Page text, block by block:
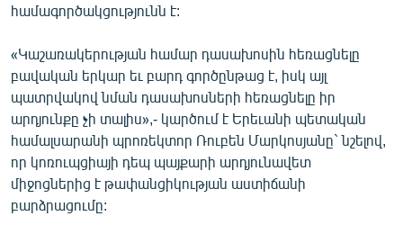
Русский
ՀԵՏԵՎԵՔ ՄԵԶ
«Ազատության» բոլոր կայքերը
համագործակցությունն է:
«Կաշառակերության համար դասախոսին հեռացնելը
բավական երկար եւ բարդ գործընթաց է, իսկ այլ
պատրվակով նման դասախոսների հեռացնելը իր
արդյունքը չի տալիս»,- կարծում է Երեւանի պետական
համալսարանի պրոռեկտոր Ռուբեն Մարկոսյանը` նշելով,
որ կոռուպցիայի դեպ պայքարի արդյունավետ
միջոցներից է թափանցիկության աստիճանի
բարձրացումը: